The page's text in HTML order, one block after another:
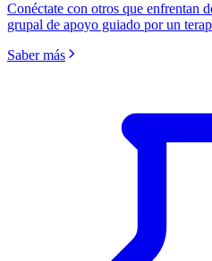
Conéctate con otros que enfrentan
grupal de apoyo guiado por un
Saber más